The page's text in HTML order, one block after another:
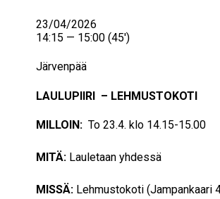
LAULUPIIRI – LEHMUSTOKOTI
MILLOIN: To 23.4. klo 14.15-15.00
MITÄ: Lauletaan yhdessä
MISSÄ: Lehmustokoti (Jampankaari
23/04/2026
14:15 — 15:00 (45′)
Järvenpää